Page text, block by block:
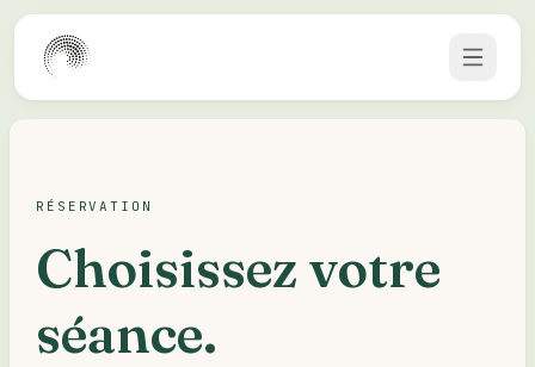
Aller au contenu
RÉSERVATION
Choisissez votre
séance.